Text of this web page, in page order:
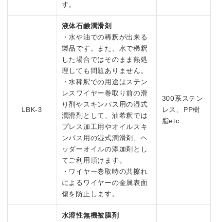
す。
LBK-3
液体石鹸潤滑剤
・水や油での稀釈が出来る
製品です。また、水で稀釈
した場合ではそのまま熱処
理しても問題ありません。
・水稀釈での用途はステン
レスワイヤー巻取り前の滑
り剤やスキンパス用の湿式
潤滑剤として、油希釈では
プレス加工用やオイルスキ
ンパス用の湿式潤滑剤、ヘ
ッダーオイルの添加剤とし
てご利用頂けます。
・ワイヤー巻取時の共擦れ
によるワイヤーの金属表面
傷を防止します。
300系ステン
レス、PP樹
脂etc.
水溶性無機被膜剤